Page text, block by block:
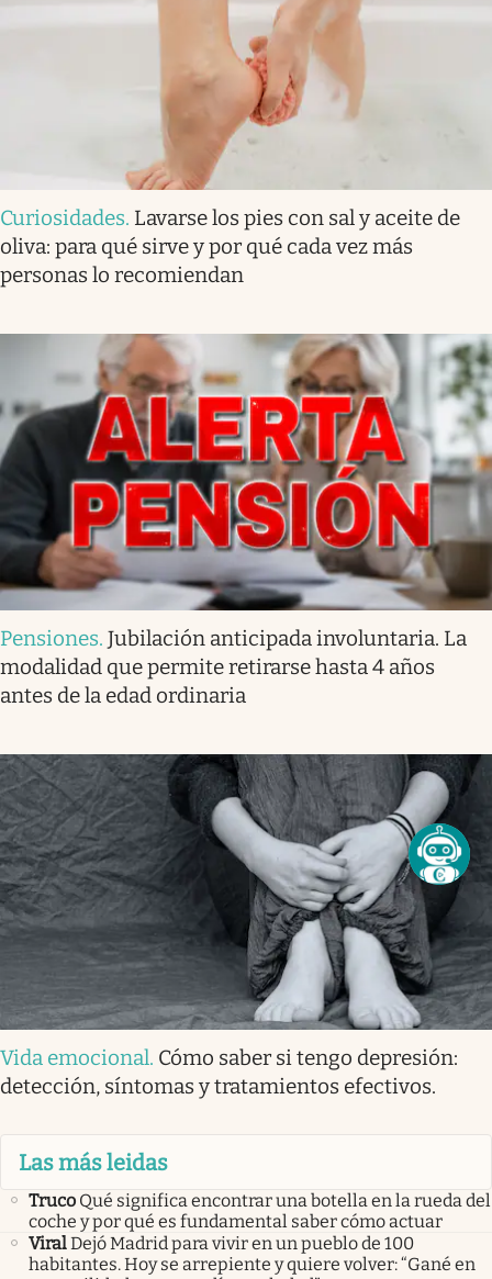
Curiosidades. Lavarse los pies con sal y aceite de
oliva: para qué sirve y por qué cada vez más
personas lo recomiendan
Pensiones. Jubilación anticipada involuntaria. La
modalidad que permite retirarse hasta 4 años
antes de la edad ordinaria
Vida emocional. Cómo saber si tengo depresión:
detección, síntomas y tratamientos efectivos.
Las más leidas
Truco Qué significa encontrar una botella en la rueda del
coche y por qué es fundamental saber cómo actuar
ViralDejó Madrid para vivir en un pueblo de 100
habitantes. Hoy se arrepiente y quiere volver: “Gané en